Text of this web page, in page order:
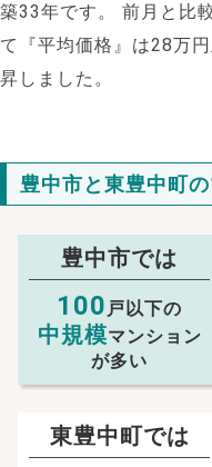
築33年です。
前月と比
て『平均価格』は28万
昇しました。
豊中市と東豊中町
豊中市では
100 戸以下の
中規模マンション
が多い
東豊中町では